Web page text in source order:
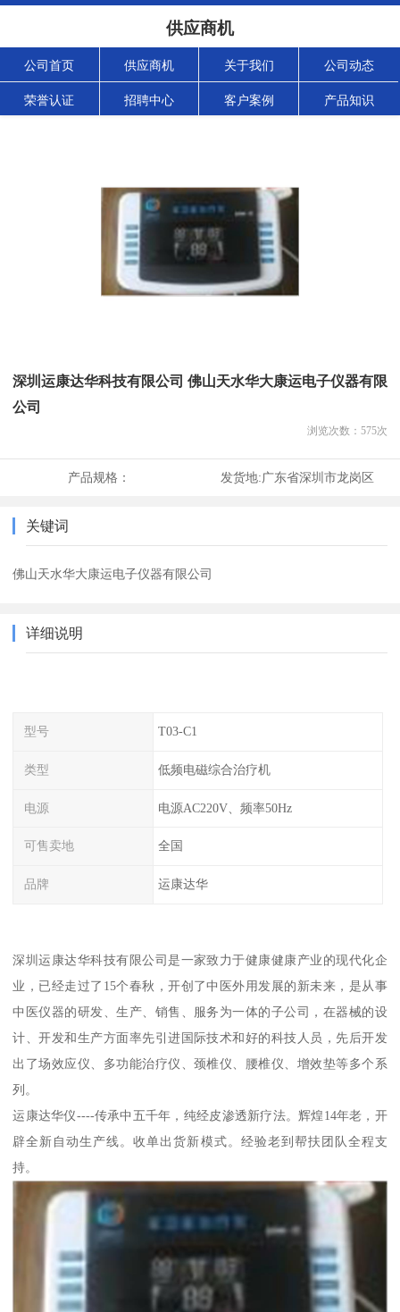
供应商机
公司首页 供应商机 关于我们 公司动态
荣誉认证 招聘中心 客户案例 产品知识
深圳运康达华科技有限公司 佛山天水华大康运电子仪器有限
公司
浏览次数： 575次
产品规格： 发货地:广东省深圳市龙岗区
关键词
佛山天水华大康运电子仪器有限公司
详细说明
型号 T03-C1
类型 低频电磁综合治疗机
电源 电源AC220V、频率50Hz
可售卖地 全国
品牌 运康达华
深圳运康达华科技有限公司是一家致力于健康健康产业的现代化企
业，已经走过了15个春秋，开创了中医外用发展的新未来，是从事
中医仪器的研发、生产、销售、服务为一体的子公司，在器械的设
计、开发和生产方面率先引进国际技术和好的科技人员，先后开发
出了场效应仪、多功能治疗仪、颈椎仪、腰椎仪、增效垫等多个系
列。
运康达华仪----传承中五千年，纯经皮渗透新疗法。辉煌14年老，开
辟全新自动生产线。收单出货新模式。经验老到帮扶团队全程支
持。